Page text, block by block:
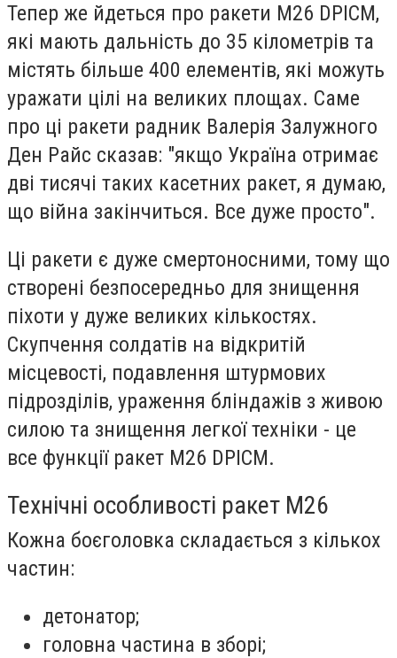
Тепер же йдеться про ракети М26 DPICM,
які мають дальність до 35 кілометрів та
містять більше 400 елементів, які можуть
уражати цілі на великих площах. Саме
про ці ракети радник Валерія Залужного
Ден Райс сказав: "якщо Україна отримає
дві тисячі таких касетних ракет, я думаю,
що війна закінчиться. Все дуже просто".
Ці ракети є дуже смертоносними, тому що
створені безпосередньо для знищення
піхоти у дуже великих кількостях.
Скупчення солдатів на відкритій
місцевості, подавлення штурмових
підрозділів, ураження бліндажів з живою
силою та знищення легкої техніки - це
все функції ракет М26 DPICM.
Технічні особливості ракет М26
Кожна боєголовка складається з кількох
частин:
детонатор;
головна частина в зборі;